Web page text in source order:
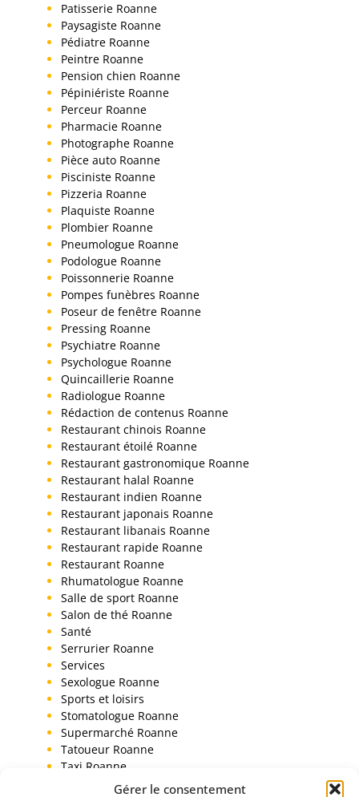
Gérer le consentement
Patisserie Roanne
Paysagiste Roanne
Pédiatre Roanne
Peintre Roanne
Pension chien Roanne
Pépiniériste Roanne
Perceur Roanne
Pharmacie Roanne
Photographe Roanne
Pièce auto Roanne
Pisciniste Roanne
Pizzeria Roanne
Plaquiste Roanne
Plombier Roanne
Pneumologue Roanne
Podologue Roanne
Poissonnerie Roanne
Pompes funèbres Roanne
Poseur de fenêtre Roanne
Pressing Roanne
Psychiatre Roanne
Psychologue Roanne
Quincaillerie Roanne
Radiologue Roanne
Rédaction de contenus Roanne
Restaurant chinois Roanne
Restaurant étoilé Roanne
Restaurant gastronomique Roanne
Restaurant halal Roanne
Restaurant indien Roanne
Restaurant japonais Roanne
Restaurant libanais Roanne
Restaurant rapide Roanne
Restaurant Roanne
Rhumatologue Roanne
Salle de sport Roanne
Salon de thé Roanne
Santé
Serrurier Roanne
Services
Sexologue Roanne
Sports et loisirs
Stomatologue Roanne
Supermarché Roanne
Tatoueur Roanne
Taxi Roanne
Toiletteur chien Roanne